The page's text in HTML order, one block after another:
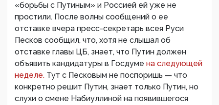
«борьбы с Путиным» и Россией ей уже не
простили. После волны сообщений о ее
отставке вчера пресс-секретарь всея Руси
Песков сообщил, что, хотя не слышал об
отставке главы ЦБ, знает, что Путин должен
объявить кандидатуры в Госдуме на следующей
неделе. Тут с Песковым не поспоришь — что
конкретно решит Путин, знает только Путин, но
слухи о смене Набиуллиной на появившегося